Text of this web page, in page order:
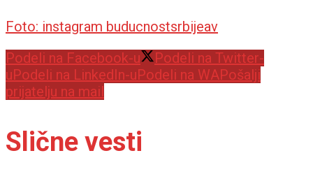
Foto: instagram buducnostsrbijeav
Podeli na Facebook-u
Podeli na Twitter-
uPodeli na LinkedIn-uPodeli na WAPošalji
prijatelju na mail
Slične vesti